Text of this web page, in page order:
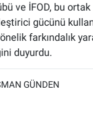
ve İFOD, bu
gücünü
farkındalık
duyurdu.
GÜNDEN